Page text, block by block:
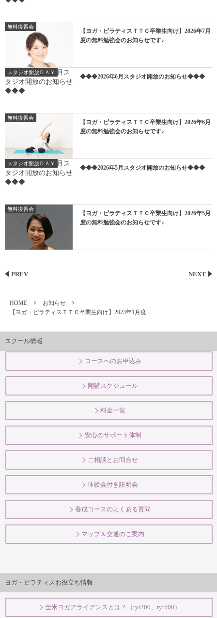
無料復習会
【ヨガ・ピラティスＴＴＣ卒業生向け】2026年7月
度の無料勉強会のお知らせです♪
スタジオ開放ＤＡＹ
◆◆◆2026年6月スタジオ開放のお知らせ◆◆◆
無料復習会
【ヨガ・ピラティスＴＴＣ卒業生向け】2026年6月
度の無料勉強会のお知らせです♪
スタジオ開放ＤＡＹ
◆◆◆2026年5月スタジオ開放のお知らせ◆◆◆
無料復習会
【ヨガ・ピラティスＴＴＣ卒業生向け】2026年5月
度の無料勉強会のお知らせです♪
PREV NEXT
HOME
お知らせ
【ヨガ・ピラティスＴＴＣ卒業生向け】2023年1月度...
スクール情報
コースへのお申込み
開講スケジュール
料金一覧
安心のサポート体制
ご相談とお問合せ
体験会付き説明会
養成コースのよくある質問
マップ＆交通のご案内
ヨガ・ピラティスお役立ち情報
全米ヨガアライアンスとは？（ryt200、ryt500）